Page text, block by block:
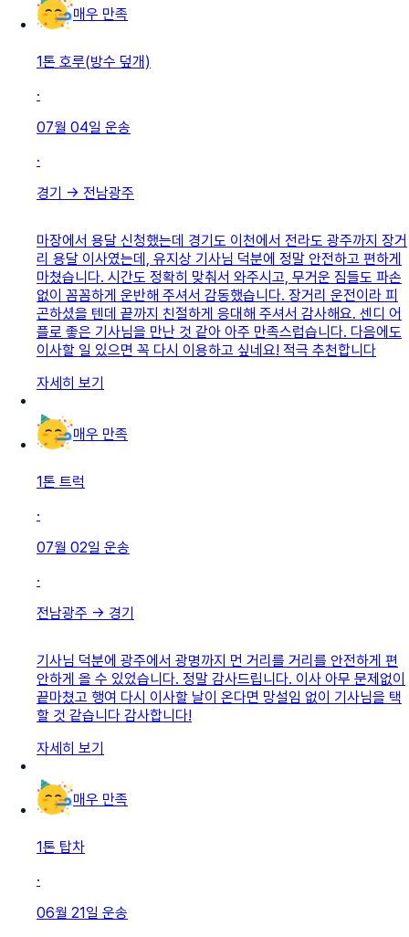
매우 만족
1톤 호루(방수 덮개)
·
07월 04일 운송
·
경기 → 전남광주
마장에서 용달 신청했는데 ​경기도 이천에서 전라도 광주까지 장거
리 용달 이사였는데, 유지상 기사님 덕분에 정말 안전하고 편하게
마쳤습니다. 시간도 정확히 맞춰서 와주시고, 무거운 짐들도 파손
없이 꼼꼼하게 운반해 주셔서 감동했습니다. 장거리 운전이라 피
곤하셨을 텐데 끝까지 친절하게 응대해 주셔서 감사해요. 센디 어
플로 좋은 기사님을 만난 것 같아 아주 만족스럽습니다. 다음에도
이사할 일 있으면 꼭 다시 이용하고 싶네요! 적극 추천합니다
자세히 보기
매우 만족
1톤 트럭
·
07월 02일 운송
·
전남광주 → 경기
기사님 덕분에 광주에서 광명까지 먼 거리를 거리를 안전하게 편
안하게 올 수 있었습니다. 정말 감사드립니다. 이사 아무 문제없이
끝마쳤고 행여 다시 이사할 날이 온다면 망설임 없이 기사님을 택
할 것 같습니다 감사합니다!
자세히 보기
매우 만족
1톤 탑차
·
06월 21일 운송